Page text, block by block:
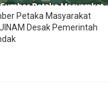
Petaka Masyarakat
Desak Pemerintah